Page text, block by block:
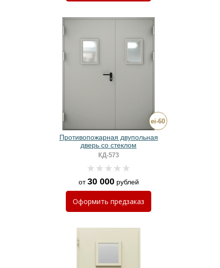
Противопожарная двупольная
дверь со стеклом
КД-573
от30 000рублей
Оформить предзаказ